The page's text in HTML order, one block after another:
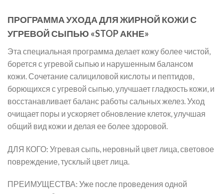
ПРОГРАММА УХОДА ДЛЯ ЖИРНОЙ КОЖИ С
УГРЕВОЙ СЫПЬЮ «STOP АКНЕ»
Эта специальная программа делает кожу более чистой,
борется с угревой сыпью и нарушенным балансом
кожи. Сочетание салициловой кислоты и пептидов,
борющихся с угревой сыпью, улучшает гладкость кожи, и
восстанавливает баланс работы сальных желез. Уход
очищает поры и ускоряет обновление клеток, улучшая
общий вид кожи и делая ее более здоровой.
ДЛЯ КОГО: Угревая сыпь, неровный цвет лица, световое
повреждение, тусклый цвет лица.
ПРЕИМУЩЕСТВА: Уже после проведения одной